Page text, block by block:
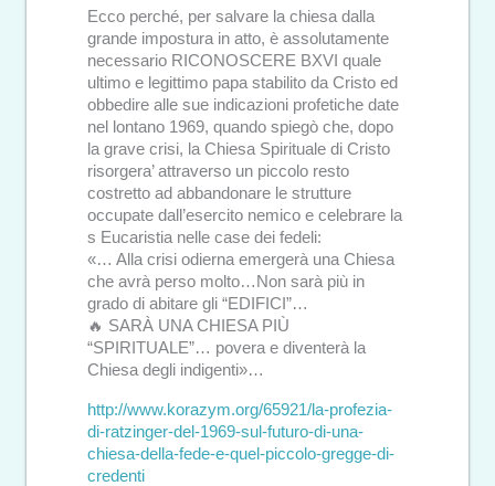
Ecco perché, per salvare la chiesa dalla
grande impostura in atto, è assolutamente
necessario RICONOSCERE BXVI quale
ultimo e legittimo papa stabilito da Cristo ed
obbedire alle sue indicazioni profetiche date
nel lontano 1969, quando spiegò che, dopo
la grave crisi, la Chiesa Spirituale di Cristo
risorgera’ attraverso un piccolo resto
costretto ad abbandonare le strutture
occupate dall’esercito nemico e celebrare la
s Eucaristia nelle case dei fedeli:
«… Alla crisi odierna emergerà una Chiesa
che avrà perso molto…Non sarà più in
grado di abitare gli “EDIFICI”…
🔥 SARÀ UNA CHIESA PIÙ
“SPIRITUALE”… povera e diventerà la
Chiesa degli indigenti»…
http://www.korazym.org/65921/la-profezia-
di-ratzinger-del-1969-sul-futuro-di-una-
chiesa-della-fede-e-quel-piccolo-gregge-di-
credenti